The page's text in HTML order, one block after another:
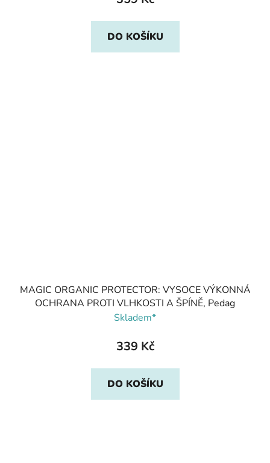
DO KOŠÍKU
MAGIC ORGANIC PROTECTOR: VYSOCE VÝKONNÁ
OCHRANA PROTI VLHKOSTI A ŠPÍNĚ, Pedag
Skladem*
339 Kč
DO KOŠÍKU